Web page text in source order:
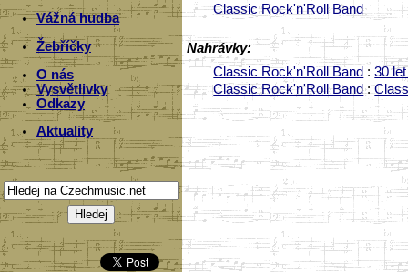
Vážná hudba
Žebříčky
O nás
Vysvětlivky
Odkazy
Aktuality
Classic Rock'n'Roll Band
Nahrávky:
Classic Rock'n'Roll Band :30
Classic Rock'n'Roll Band: